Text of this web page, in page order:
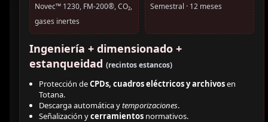
Novec™ 1230, FM-200®, CO₂,
gases inertes
Semestral · 12 meses
Ingeniería + dimensionado +
estanqueidad (recintos estancos)
Protección deCPDs, cuadros eléctricos y archivosen
Totana.
Descarga automática ytemporizaciones.
Señalización ycerramientosnormativos.